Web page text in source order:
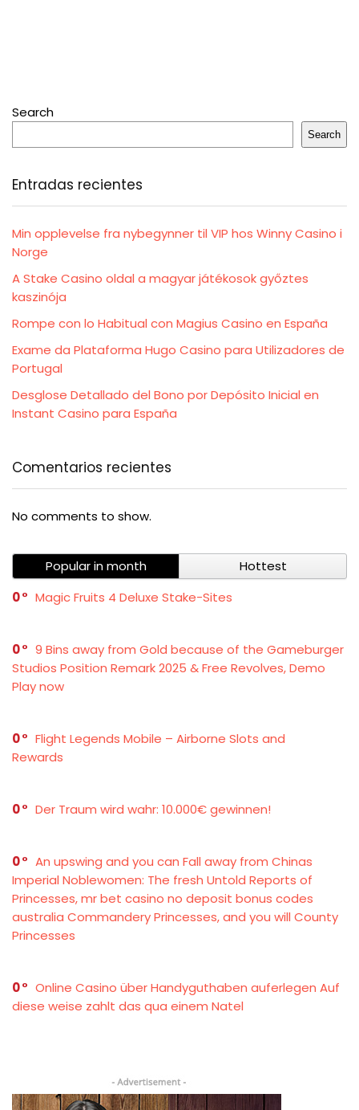
Search
Search
Entradas recientes
Min opplevelse fra nybegynner til VIP hos Winny Casino i
Norge
A Stake Casino oldal a magyar játékosok győztes
kaszinója
Rompe con lo Habitual con Magius Casino en España
Exame da Plataforma Hugo Casino para Utilizadores de
Portugal
Desglose Detallado del Bono por Depósito Inicial en
Instant Casino para España
Comentarios recientes
No comments to show.
Popular in month
Hottest
0
Magic Fruits 4 Deluxe Stake-Sites
0
9 Bins away from Gold because of the Gameburger
Studios Position Remark 2025 & Free Revolves, Demo
Play now
0
Flight Legends Mobile – Airborne Slots and
Rewards
0 Der Traum wird wahr: 10.000€ gewinnen!
0
An upswing and you can Fall away from Chinas
Imperial Noblewomen: The fresh Untold Reports of
Princesses, mr bet casino no deposit bonus codes
australia Commandery Princesses, and you will County
Princesses
0
Online Casino über Handyguthaben auferlegen Auf
diese weise zahlt das qua einem Natel